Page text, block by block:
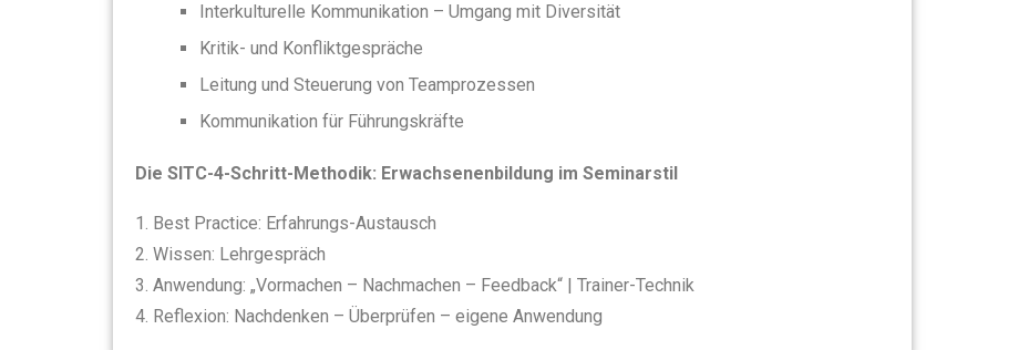
Interkulturelle Kommunikation – Umgang mit Diversität
Kritik- und Konfliktgespräche
Leitung und Steuerung von Teamprozessen
Kommunikation für Führungskräfte
Die SITC-4-Schritt-Methodik: Erwachsenenbildung im Seminarstil
1. Best Practice: Erfahrungs-Austausch
2. Wissen: Lehrgespräch
3. Anwendung: „Vormachen – Nachmachen – Feedback“ | Trainer-Technik
4. Reflexion: Nachdenken – Überprüfen – eigene Anwendung